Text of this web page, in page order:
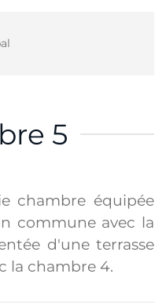
5
chambre équipée
commune avec la
d'une terrasse
la chambre 4.